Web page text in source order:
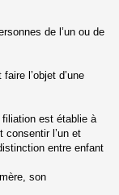
de l’un ou de
l’objet d’une
est établie à
consentir l’un et
entre enfant
son